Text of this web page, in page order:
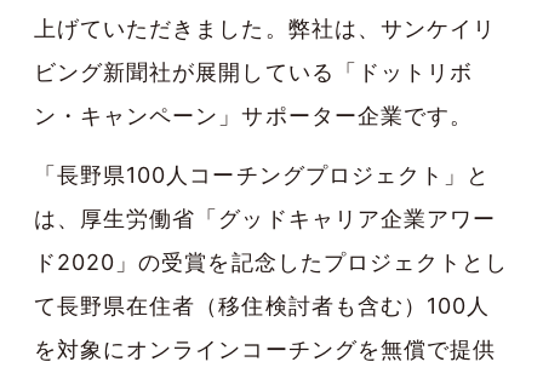
上げていただきました。弊社は、サンケイリ
ビング新聞社が展開している「ドットリボ
ン・キャンペーン」サポーター企業です。
「長野県100人コーチングプロジェクト」と
は、厚生労働省「グッドキャリア企業アワー
ド2020」の受賞を記念したプロジェクトとし
て長野県在住者（移住検討者も含む）100人
を対象にオンラインコーチングを無償で提供